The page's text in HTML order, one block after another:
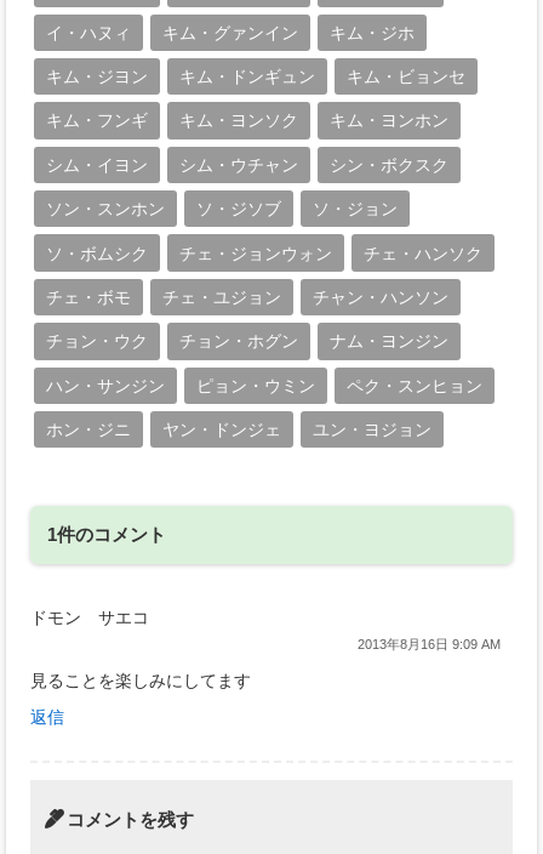
イ・ハヌィ キム・グァンイン キム・ジホ
キム・ジヨン キム・ドンギュン キム・ビョンセ
キム・フンギ キム・ヨンソク キム・ヨンホン
シム・イヨン シム・ウチャン シン・ボクスク
ソン・スンホン ソ・ジソブ ソ・ジョン
ソ・ボムシク チェ・ジョンウォン チェ・ハンソク
チェ・ボモ チェ・ユジョン チャン・ハンソン
チョン・ウク チョン・ホグン ナム・ヨンジン
ハン・サンジン ピョン・ウミン ペク・スンヒョン
ホン・ジニ ヤン・ドンジェ ユン・ヨジョン
1件のコメント
ドモン サエコ
2013年8月16日 9:09 AM
見ることを楽しみにしてます
返信
コメントを残す